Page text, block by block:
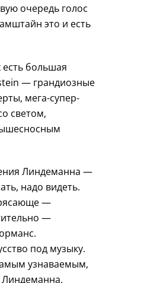
очередь голос
это и есть
есть большая
— грандиозные
мега-супер-
светом,
Линдеманна —
надо видеть.
—
—
под музыку.
узнаваемым,